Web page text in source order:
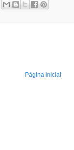
Página inicial